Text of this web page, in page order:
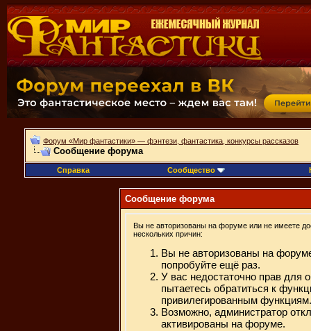
Форум «Мир фантастики» — фэнтези, фантастика, конкурсы рассказов
Сообщение форума
Справка Сообщество
Сообщение форума
Вы не авторизованы на форуме или не имеете
нескольких причин:
Вы не авторизованы на
попробуйте ещё раз.
У вас недостаточно прав для
пытаетесь обратиться к
привилегированным функциям.
Возможно, администратор
активированы на форуме.